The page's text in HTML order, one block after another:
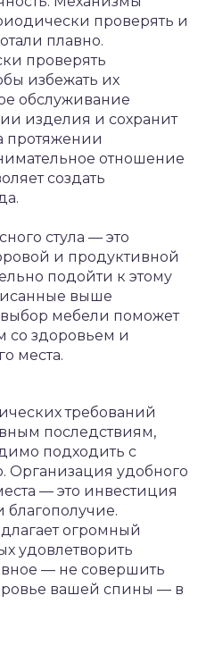
проверять и
плавно.
проверять
избежать их
обслуживание
изделия и сохранит
протяжении
отношение
создать
стула — это
и продуктивной
подойти к этому
выше
мебели поможет
со здоровьем и
места.
требований
последствиям,
подходить с
Организация удобного
— это инвестиция
благополучие.
огромный
удовлетворить
— не совершить
вашей спины — в